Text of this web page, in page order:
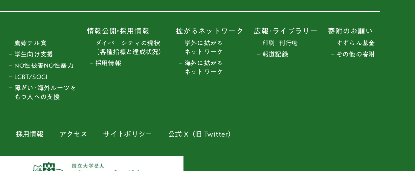
└ 鷹觜テル賞
└ 学生向け支援
└ NO性被害NO性暴力
└ LGBT/SOGI
└ 障がい･海外ルーツを
もつ人への支援
情報公開•採用情報
└ ダイバーシティの現状
（各種指標と達成状況）
└ 採用情報
拡がるネットワーク
└ 学外に拡がる
ネットワーク
└ 海外に拡がる
ネットワーク
広報･ライブラリー
└ 印刷･刊行物
└ 報道記録
寄附のお願い
└ すずらん基金
└ その他の寄附
採用情報 アクセス サイトポリシー 公式 X（旧 Twitter）